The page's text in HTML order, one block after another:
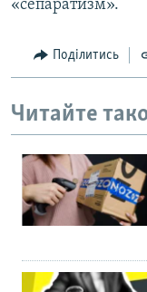
«сепаратизм».
Поділитись
Читайте